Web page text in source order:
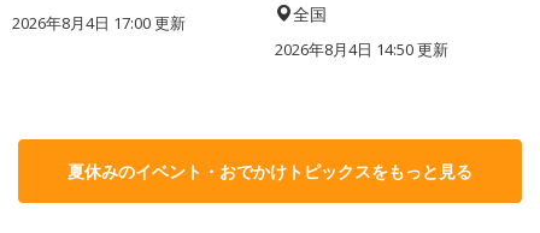
2026年8月4日 17:00更新 全国
2026年8月4日 14:50更新
夏休みのイベント・おでかけトピックスをもっと見る